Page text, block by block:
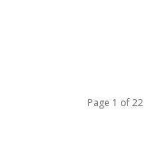
Page 1 of 22